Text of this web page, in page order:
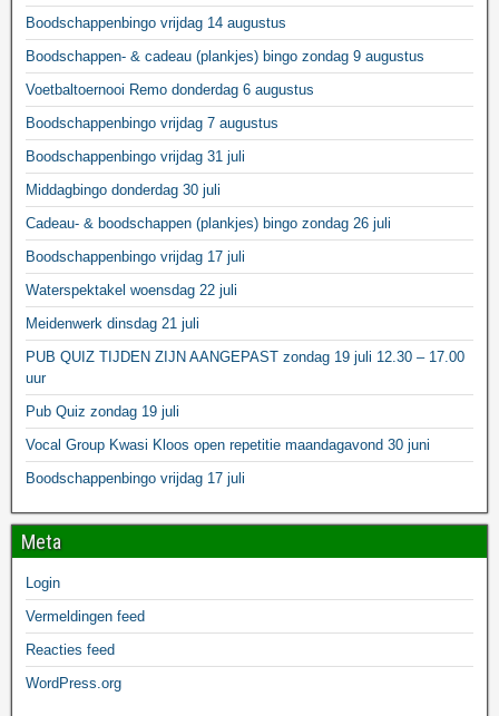
Boodschappenbingo vrijdag 14 augustus
Boodschappen- & cadeau (plankjes) bingo zondag 9 augustus
Voetbaltoernooi Remo donderdag 6 augustus
Boodschappenbingo vrijdag 7 augustus
Boodschappenbingo vrijdag 31 juli
Middagbingo donderdag 30 juli
Cadeau- & boodschappen (plankjes) bingo zondag 26 juli
Boodschappenbingo vrijdag 17 juli
Waterspektakel woensdag 22 juli
Meidenwerk dinsdag 21 juli
PUB QUIZ TIJDEN ZIJN AANGEPAST zondag 19 juli 12.30 – 17.00
uur
Pub Quiz zondag 19 juli
Vocal Group Kwasi Kloos open repetitie maandagavond 30 juni
Boodschappenbingo vrijdag 17 juli
Meta
Login
Vermeldingen feed
Reacties feed
WordPress.org